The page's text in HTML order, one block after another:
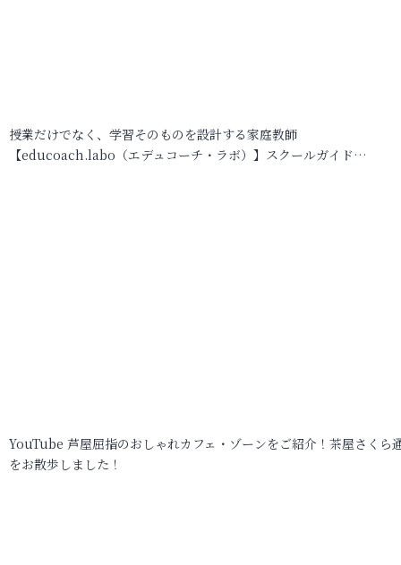
授業だけでなく、学習そのものを設計する家庭教師
【educoach.labo（エデュコーチ・ラボ）】スクールガイド…
YouTube 芦屋屈指のおしゃれカフェ・ゾーンをご紹介！茶屋さくら
をお散歩しました！